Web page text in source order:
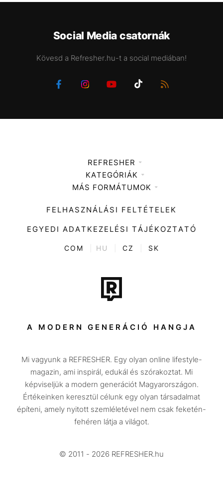
Social Media csatornák
Kövesd a Refresher.hu-t a social mediában!
REFRESHER
Médiaajánlat
KATEGÓRIÁK
Zene
Divat
Kultúra
ENTR
Tech-Tudomány
Sport
Társadalom
Utazás
Életmód
Design
Beszélgetések
Videó
MÁS FORMÁTUMOK
FELHASZNÁLÁSI FELTÉTELEK
EGYEDI ADATKEZELÉSI TÁJÉKOZTATÓ
COM HU CZ SK
A MODERN GENERÁCIÓ HANGJA
Mi vagyunk a REFRESHER. Egy olyan online lifestyle-
magazin, ami inspirál, edukál és szórakoztat. Mi
képviseljük a modern generációt Magyarországon.
Értékeinken keresztül célunk egy olyan társadalmat
építeni, amely nyitott szemléletével nem csak feketén-
fehéren látja a világot.
© 2011 - 2026 REFRESHER.hu